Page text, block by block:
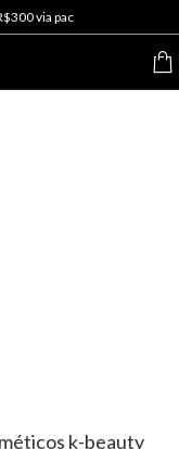
via pac
com
k-beauty